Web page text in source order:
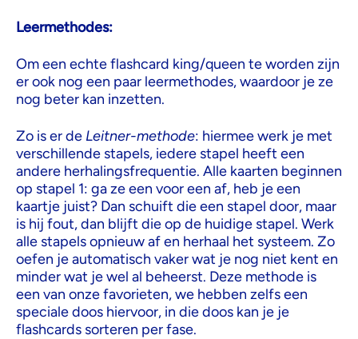
Leermethodes:
Om een echte flashcard king/queen te worden zijn
er ook nog een paar leermethodes, waardoor je ze
nog beter kan inzetten.
Zo is er de Leitner-methode: hiermee werk je met
verschillende stapels, iedere stapel heeft een
andere herhalingsfrequentie. Alle kaarten beginnen
op stapel 1: ga ze een voor een af, heb je een
kaartje juist? Dan schuift die een stapel door, maar
is hij fout, dan blijft die op de huidige stapel. Werk
alle stapels opnieuw af en herhaal het systeem. Zo
oefen je automatisch vaker wat je nog niet kent en
minder wat je wel al beheerst. Deze methode is
een van onze favorieten, we hebben zelfs een
speciale doos hiervoor, in die doos kan je je
flashcards sorteren per fase.